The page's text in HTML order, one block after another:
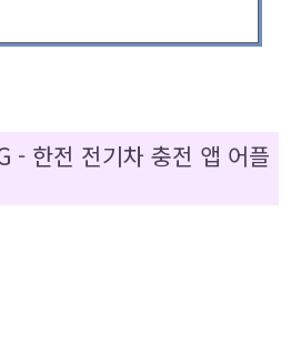
- 한전 전기차 충전 앱 어플